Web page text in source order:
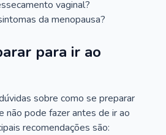
vaginal?
da menopausa?
para ir ao
sobre como se preparar
não pode fazer antes de ir ao
recomendações são: